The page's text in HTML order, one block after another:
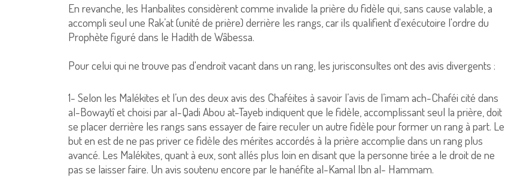
En revanche, les Hanbalites considèrent comme invalide la prière du fidèle qui, sans cause valable, a
accompli seul une Rak’at (unité de prière) derrière les rangs, car ils qualifient d'exécutoire l'ordre du
Prophète figuré dans le Hadith de Wâbessa.
Pour celui qui ne trouve pas d'endroit vacant dans un rang, les jurisconsultes ont des avis divergents :
1- Selon les Malékites et l’un des deux avis des Chaféites à savoir l’avis de l’imam ach-Chaféi cité dans
al-Bowaytî et choisi par al-Qadi Abou at-Tayeb indiquent que le fidèle, accomplissant seul la prière, doit
se placer derrière les rangs sans essayer de faire reculer un autre fidèle pour former un rang à part. Le
but en est de ne pas priver ce fidèle des mérites accordés à la prière accomplie dans un rang plus
avancé. Les Malékites, quant à eux, sont allés plus loin en disant que la personne tirée a le droit de ne
pas se laisser faire. Un avis soutenu encore par le hanéfite al-Kamal Ibn al- Hammam.